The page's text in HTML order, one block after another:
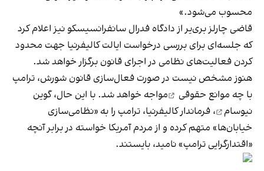
محسوب می‌شود.»
قاضی چارلز بری‌یر از دادگاه فدرال سانفرانسیسکو نیز اعلام کرد
که جلسه‌ای برای بررسی درخواست ایالت کالیفرنیا جهت محدود
کردن فعالیت‌های نظامی در اجرای قانون برگزار خواهد شد.
هنوز مشخص نیست در صورت فعال‌سازی قانون شورش، ترامپ
با چه موانع حقوقی مواجه خواهد شد. با این حال،گوین
نیوسام
، فرماندار کالیفرنیا، ترامپ را به «نظامی‌سازی
خیابان‌ها» متهم کرده و از مردم آمریکا خواسته در برابر آنچه
«اقتدارگرایی ترامپ» نامید، بایستند.